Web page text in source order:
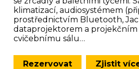
klimatizací, audiosystémem
prostřednictvím Bluetooth,
dataprojektorem a projekčním
cvičebnímu sálu…
Rezervovat Zjistit